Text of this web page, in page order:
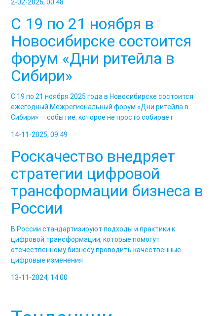
2-02-2026, 00:48
С 19 по 21 ноября в
Новосибирске состоится
форум «Дни ритейла в
Сибири»
С 19 по 21 ноября 2025 года в Новосибирске состоится
ежегодный Межрегиональный форум «Дни ритейла в
Сибири» — событие, которое не просто собирает
14-11-2025, 09:49
Роскачество внедряет
стратегии цифровой
трансформации бизнеса в
России
В России стандартизируют подходы и практики к
цифровой трансформации, которые помогут
отечественному бизнесу проводить качественные
цифровые изменения
13-11-2024, 14:00